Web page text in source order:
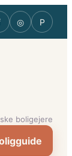
◎ P
boligejere